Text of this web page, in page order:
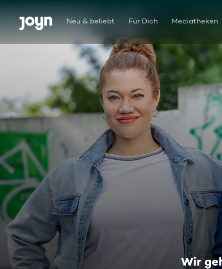
Zum Inhalt springen
Barrierefrei Neu & beliebt Für Dich Mediatheken
Wir